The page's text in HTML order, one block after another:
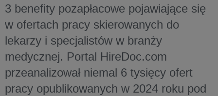
3 benefity pozapłacowe pojawiające się
w ofertach pracy skierowanych do
lekarzy i specjalistów w branży
medycznej. Portal HireDoc.com
przeanalizował niemal 6 tysięcy ofert
pracy opublikowanych w 2024 roku pod